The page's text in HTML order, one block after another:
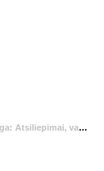
kuro sąnaudos ir patirtis